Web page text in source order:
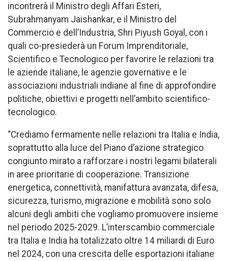
incontrerà il Ministro degli Affari Esteri,
Subrahmanyam Jaishankar, e il Ministro del
Commercio e dell’Industria, Shri Piyush Goyal, con i
quali co-presiederà un Forum Imprenditoriale,
Scientifico e Tecnologico per favorire le relazioni tra
le aziende italiane, le agenzie governative e le
associazioni industriali indiane al fine di approfondire
politiche, obiettivi e progetti nell’ambito scientifico-
tecnologico.
“Crediamo fermamente nelle relazioni tra Italia e India,
soprattutto alla luce del Piano d’azione strategico
congiunto mirato a rafforzare i nostri legami bilaterali
in aree prioritarie di cooperazione. Transizione
energetica, connettività, manifattura avanzata, difesa,
sicurezza, turismo, migrazione e mobilità sono solo
alcuni degli ambiti che vogliamo promuovere insieme
nel periodo 2025-2029. L’interscambio commerciale
tra Italia e India ha totalizzato oltre 14 miliardi di Euro
nel 2024, con una crescita delle esportazioni italiane